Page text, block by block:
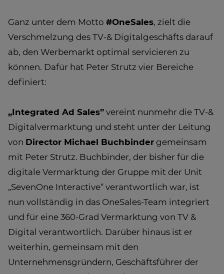
Ganz unter dem Motto #OneSales, zielt die
Verschmelzung des TV-& Digitalgeschäfts darauf
ab, den Werbemarkt optimal servicieren zu
können. Dafür hat Peter Strutz vier Bereiche
definiert:
„Integrated Ad Sales” vereint nunmehr die TV-&
Digitalvermarktung und steht unter der Leitung
von Director Michael Buchbinder gemeinsam
mit Peter Strutz. Buchbinder, der bisher für die
digitale Vermarktung der Gruppe mit der Unit
„SevenOne Interactive“ verantwortlich war, ist
nun vollständig in das OneSales-Team integriert
und für eine 360-Grad Vermarktung von TV &
Digital verantwortlich. Darüber hinaus ist er
weiterhin, gemeinsam mit den
Unternehmensgründern, Geschäftsführer der